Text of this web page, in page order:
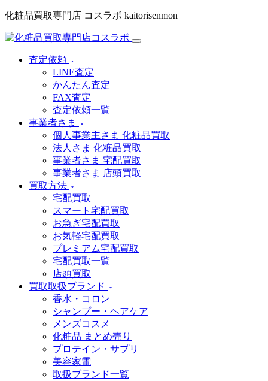
化粧品買取専門店 コスラボ kaitorisenmon
査定依頼
LINE査定
かんたん査定
FAX査定
査定依頼一覧
事業者さま
個人事業主さま 化粧品買取
法人さま 化粧品買取
事業者さま 宅配買取
事業者さま 店頭買取
買取方法
宅配買取
スマート宅配買取
お急ぎ宅配買取
お気軽宅配買取
プレミアム宅配買取
宅配買取一覧
店頭買取
買取取扱ブランド
香水・コロン
シャンプー・ヘアケア
メンズコスメ
化粧品 まとめ売り
プロテイン・サプリ
美容家電
取扱ブランド一覧